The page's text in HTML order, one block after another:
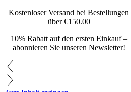
Kostenloser Versand bei Bestellungen
über€150.00
10% Rabatt auf den ersten Einkauf –
abonnieren Sie unseren Newsletter!